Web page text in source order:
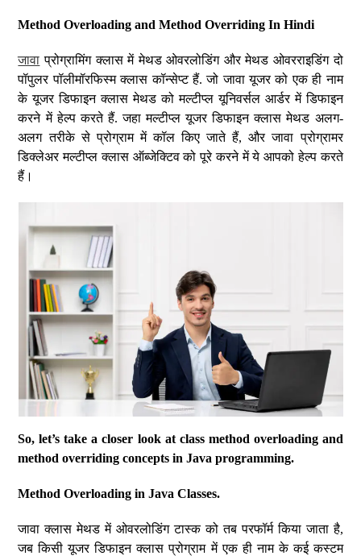
Method Overloading and Method Overriding In Hindi
जावा प्रोग्रामिंग क्लास में मेथड ओवरलोडिंग और मेथड ओवरराइडिंग दो
पॉपुलर पॉलीमॉरफिस्म क्लास कॉन्सेप्ट हैं. जो जावा यूजर को एक ही नाम
के यूजर डिफाइन क्लास मेथड को मल्टीप्ल यूनिवर्सल आर्डर में डिफाइन
करने में हेल्प करते हैं. जहा मल्टीप्ल यूजर डिफाइन क्लास मेथड अलग-
अलग तरीके से प्रोग्राम में कॉल किए जाते हैं, और जावा प्रोग्रामर
डिक्लेअर मल्टीप्ल क्लास ऑब्जेक्टिव को पूरे करने में ये आपको हेल्प करते
हैं।
So, let’s take a closer look at class method overloading and
method overriding concepts in Java programming.
Method Overloading in Java Classes.
जावा क्लास मेथड में ओवरलोडिंग टास्क को तब परफॉर्म किया जाता है,
जब किसी यूजर डिफाइन क्लास प्रोग्राम में एक ही नाम के कई कस्टम